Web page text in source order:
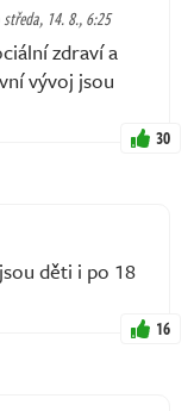
středa, 14. 8., 6:25
zdraví a
vývoj jsou
30
děti i po 18
16